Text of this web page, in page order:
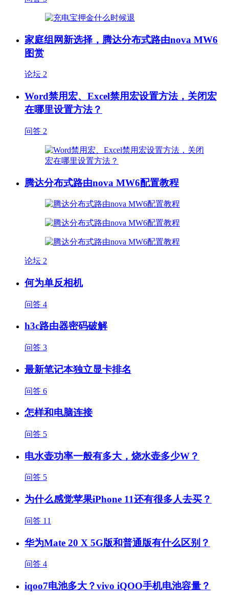
家庭组网新选择，腾达分布式路由nova MW6
图赏
论坛 2
Word禁用宏、Excel禁用宏设置方法，关闭宏
在哪里设置方法？
问答 2
腾达分布式路由nova MW6配置教程
论坛 2
何为单反相机
问答 4
h3c路由器密码破解
问答 3
最新笔记本独立显卡排名
问答 6
怎样和电脑连接
问答 5
电水壶功率一般有多大，烧水壶多少W？
问答 5
为什么感觉苹果iPhone 11还有很多人去买？
问答 11
华为Mate 20 X 5G版和普通版有什么区别？
问答 4
iqoo7电池多大？vivo iQOO手机电池容量？